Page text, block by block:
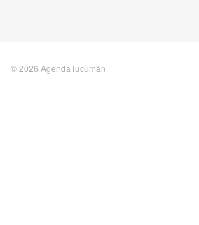
© 2026 AgendaTucumán